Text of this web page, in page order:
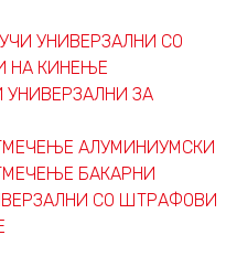
УНИВЕРЗАЛНИ СО
НА КИНЕЊЕ
УНИВЕРЗАЛНИ ЗА
АЛУМИНИУМСКИ
БАКАРНИ
СО ШТРАФОВИ